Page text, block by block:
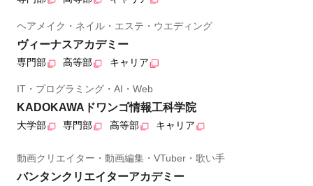
ヘアメイク・ネイル・エステ・ウエディング
ヴィーナスアカデミー
専門部 高等部 キャリア
IT・プログラミング・AI・Web
KADOKAWAドワンゴ情報工科学院
大学部 専門部 高等部 キャリア
動画クリエイター・動画編集・VTuber・歌い手
バンタンクリエイターアカデミー